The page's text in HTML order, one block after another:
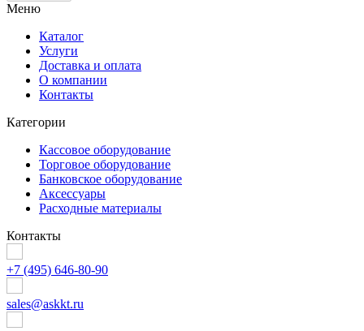
Меню
Каталог
Услуги
Доставка и оплата
О компании
Контакты
Категории
Кассовое оборудование
Торговое оборудование
Банковское оборудование
Аксессуары
Расходные материалы
Контакты
+7 (495) 646-80-90
sales@askkt.ru